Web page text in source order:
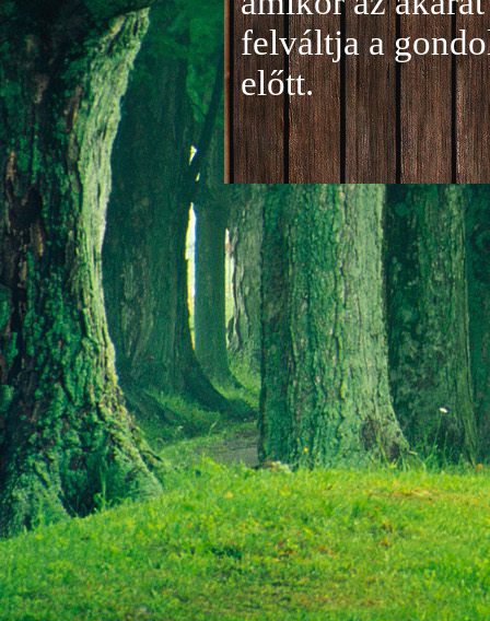
felváltja a
előtt.
Jelentkezés a
A
folyamatosan
benyújtása a je
történik mind
személyesen.
személyesen a